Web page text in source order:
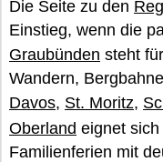
Die Seite zu den
Einstieg, wenn die
Graubünden steht
Wandern,
Davos, St. Moritz,
Oberland eignet
Familienferien mit